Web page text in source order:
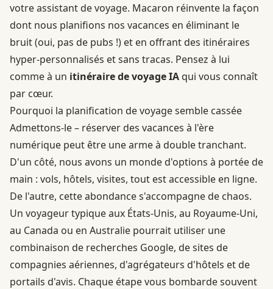
votre assistant de voyage. Macaron réinvente la façon
dont nous planifions nos vacances en éliminant le
bruit (oui, pas de pubs !) et en offrant des itinéraires
hyper-personnalisés et sans tracas. Pensez à lui
comme à un itinéraire de voyage IAqui vous connaît
par cœur.
Pourquoi la planification de voyage semble cassée
Admettons-le – réserver des vacances à l'ère
numérique peut être une arme à double tranchant.
D'un côté, nous avons un monde d'options à portée de
main : vols, hôtels, visites, tout est accessible en ligne.
De l'autre, cette abondance s'accompagne de chaos.
Un voyageur typique aux États-Unis, au Royaume-Uni,
au Canada ou en Australie pourrait utiliser une
combinaison de recherches Google, de sites de
compagnies aériennes, d'agrégateurs d'hôtels et de
portails d'avis. Chaque étape vous bombarde souvent